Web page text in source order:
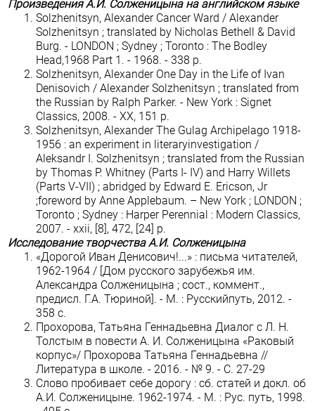
Произведения А.И. Солженицына на английском языке
Solzhenitsyn, Alexander Cancer Ward / Alexander
Solzhenitsyn ; translated by Nicholas Bethell & David
Burg. - LONDON ; Sydney ; Toronto : The Bodley
Head,1968 Part 1. - 1968. - 338 p.
Solzhenitsyn, Alexander One Day in the Life of Ivan
Denisovich / Alexander Solzhenitsyn ; translated from
the Russian by Ralph Parker. - New York : Signet
Classics, 2008. - XX, 151 p.
Solzhenitsyn, Alexander The Gulag Archipelago 1918-
1956 : an experiment in literaryinvestigation /
Aleksandr I. Solzhenitsyn ; translated from the Russian
by Thomas P. Whitney (Parts I- IV) and Harry Willets
(Parts V-VII) ; abridged by Edward E. Ericson, Jr
;foreword by Anne Applebaum. – New York ; LONDON ;
Toronto ; Sydney : Harper Perennial : Modern Classics,
2007. - xxii, [8], 472, [24] p.
Исследование творчества А.И. Солженицына
«Дорогой Иван Денисович!...» : письма читателей,
1962-1964 / [Дом русского зарубежья им.
Александра Солженицына ; сост., коммент.,
предисл. Г.А. Тюриной]. - М. : Русскийпуть, 2012. -
358 с.
Прохорова, Татьяна Геннадьевна Диалог с Л. Н.
Толстым в повести А. И. Солженицына «Раковый
корпус»/ Прохорова Татьяна Геннадьевна //
Литература в школе. - 2016. - № 9. - С. 27-29
Слово пробивает себе дорогу : сб. статей и докл. об
А.И. Солженицыне. 1962-1974. - М. : Рус. путь, 1998.